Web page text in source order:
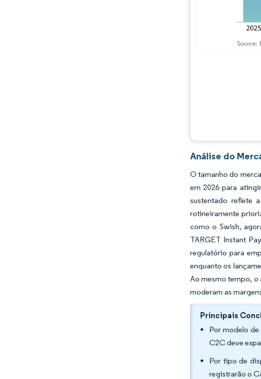
Análise do
O tamanho do
em 2026 para
sustentado reflete
rotineiramente
como o Swish,
TARGET Instant
regulatório para
enquanto os
Ao mesmo tempo, o
moderam as
Principais
Por modelo
C2C deve
Por tipo de
registrarão o